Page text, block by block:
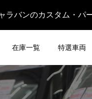
ラバンのカスタム・パ
在庫一覧 特選車両